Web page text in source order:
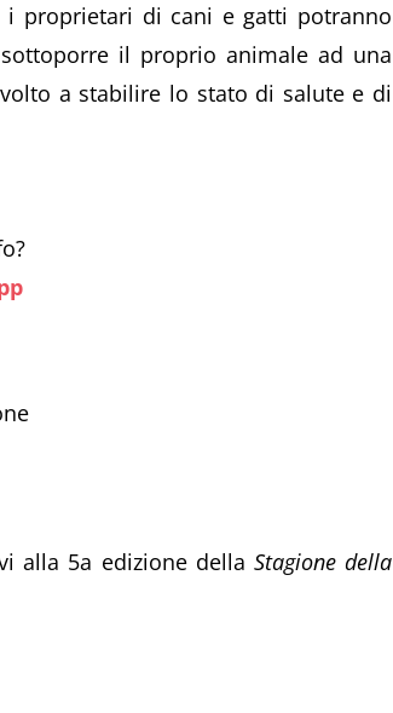
i proprietari di cani e gatti potranno
il proprio animale ad una
a stabilire lo stato di salute e di
alla 5a edizione della Stagione della